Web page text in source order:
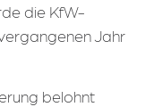
die KfW-
Jahr
belohnt